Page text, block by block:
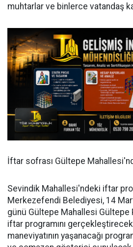
muhtarlar ve binlerce vatandaş
İftar sofrası Gültepe
Sevindik Mahallesi'ndeki iftar
Merkezefendi Belediyesi, 14
günü Gültepe Mahallesi Gültepe
iftar programını gerçekleştirecek.
maneviyatının yaşanacağı